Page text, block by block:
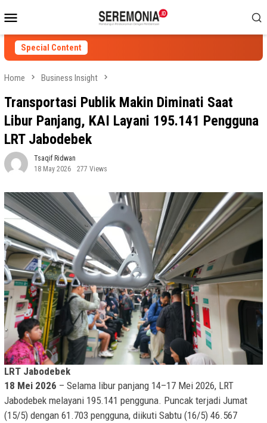
to
contentMenu
Special Content
Home Business Insight
Transportasi Publik Makin Diminati Saat
Libur Panjang, KAI Layani 195.141 Pengguna
LRT Jabodebek
Tsaqif Ridwan
18 May 2026
277 Views
LRT Jabodebek
18 Mei 2026 – Selama libur panjang 14–17 Mei 2026, LRT
Jabodebek melayani 195.141 pengguna. Puncak terjadi Jumat
(15/5) dengan 61.703 pengguna, diikuti Sabtu (16/5) 46.567